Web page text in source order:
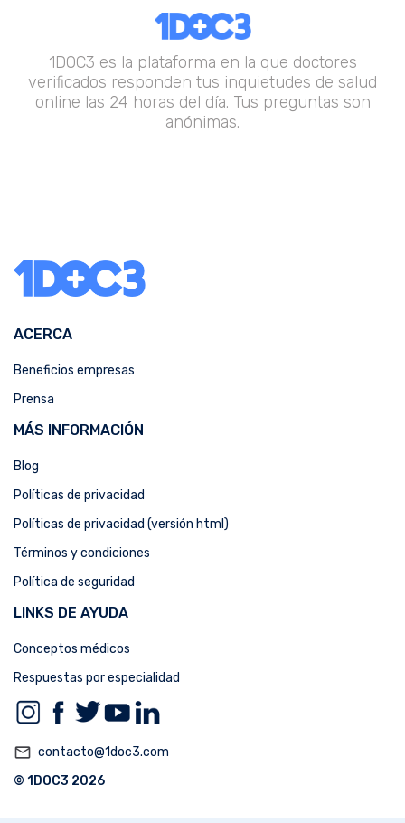
1DOC3 es la plataforma en la que doctores
verificados responden tus inquietudes de salud
online las 24 horas del día. Tus preguntas son
anónimas.
ACERCA
Beneficios empresas
Prensa
MÁS INFORMACIÓN
Blog
Políticas de privacidad
Políticas de privacidad (versión html)
Términos y condiciones
Política de seguridad
LINKS DE AYUDA
Conceptos médicos
Respuestas por especialidad
mail_outline contacto@1doc3.com
© 1DOC3 2026